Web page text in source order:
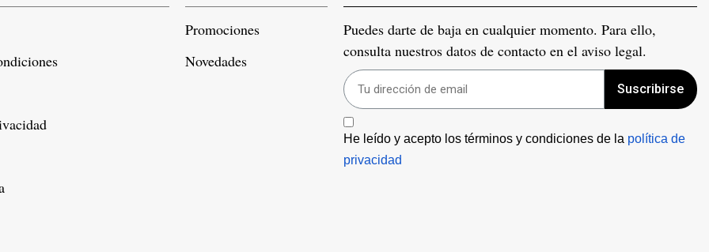
Promociones
Novedades
Puedes darte de baja en cualquier momento. Para ello,
consulta nuestros datos de contacto en el aviso legal.
Suscribirse
He leído y acepto los términos y condiciones de la política de
privacidad